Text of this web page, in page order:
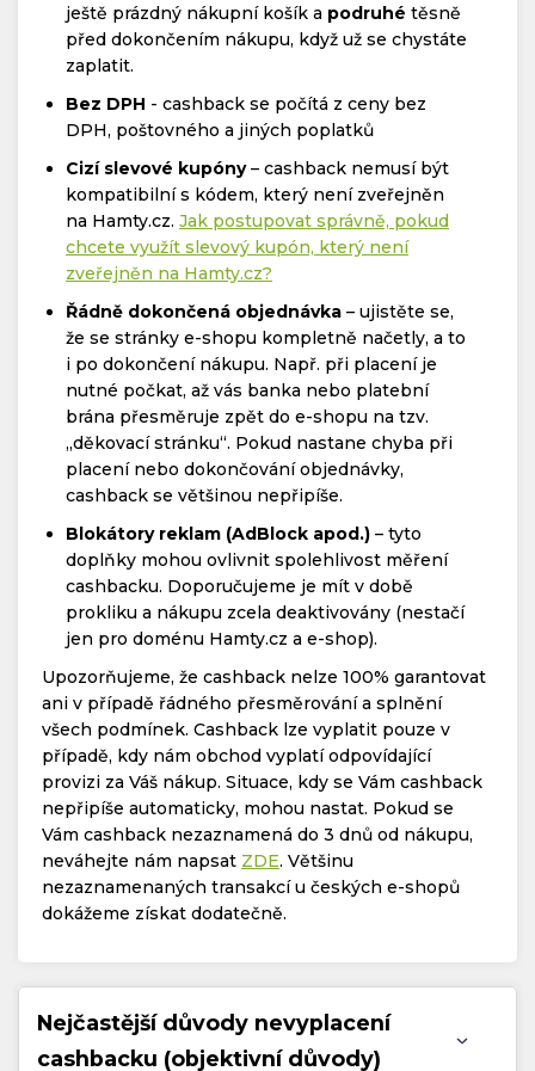
ještě prázdný nákupní košík a podruhé těsně
před dokončením nákupu, když už se chystáte
zaplatit.
Bez DPH - cashback se počítá z ceny bez
DPH, poštovného a jiných poplatků
Cizí slevové kupóny– cashback nemusí být
kompatibilní s kódem, který není zveřejněn
na Hamty.cz. Jak postupovat správně, pokud
chcete využít slevový kupón, který není
zveřejněn na Hamty.cz?
Řádně dokončená objednávka – ujistěte se,
že se stránky e-shopu kompletně načetly, a to
i po dokončení nákupu. Např. při placení je
nutné počkat, až vás banka nebo platební
brána přesměruje zpět do e-shopu na tzv.
„děkovací stránku“. Pokud nastane chyba při
placení nebo dokončování objednávky,
cashback se většinou nepřipíše.
Blokátory reklam (AdBlock apod.) – tyto
doplňky mohou ovlivnit spolehlivost měření
cashbacku. Doporučujeme je mít v době
prokliku a nákupu zcela deaktivovány (nestačí
jen pro doménu Hamty.cz a e-shop).
Upozorňujeme, že cashback nelze 100% garantovat
ani v případě řádného přesměrování a splnění
všech podmínek. Cashback lze vyplatit pouze v
případě, kdy nám obchod vyplatí odpovídající
provizi za Váš nákup. Situace, kdy se Vám cashback
nepřipíše automaticky, mohou nastat. Pokud se
Vám cashback nezaznamená do 3 dnů od nákupu,
neváhejte nám napsat ZDE. Většinu
nezaznamenaných transakcí u českých e-shopů
dokážeme získat dodatečně.
Nejčastější důvody nevyplacení
cashbacku (objektivní důvody)